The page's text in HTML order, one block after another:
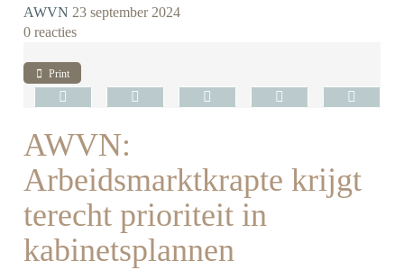
AWVN 23 september 2024
0 reacties
Print
AWVN:
Arbeidsmarktkrapte krijgt
terecht prioriteit in
kabinetsplannen